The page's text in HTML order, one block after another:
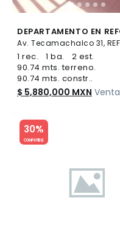
1 rec. 1 ba.
2 est.
90.74 mts. terreno.
90.74 mts. constr..
$ 5,880,000 MXN Venta
30%
COMPATIBLE
Slide 1 of 5